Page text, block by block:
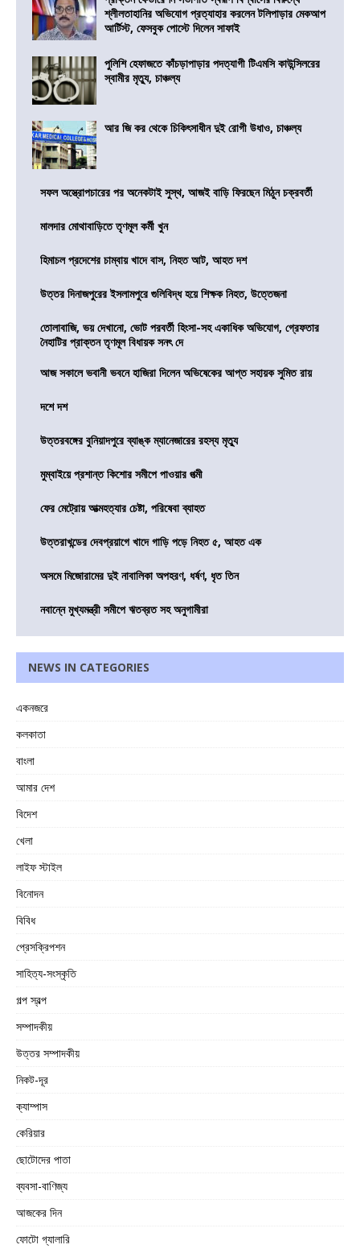
শ্লীলতাহানির অভিযোগ প্রত্যাহার করলেন টলিপাড়ার মেকআপ
আর্টিস্ট, ফেসবুক পোস্টে দিলেন সাফাই
পুলিশি হেফাজতে কাঁচড়াপাড়ার পদত্যাগী টিএমসি কাউন্সিলরের
স্বামীর মৃত্যু, চাঞ্চল্য
আর জি কর থেকে চিকিৎসাধীন দুই রোগী উধাও, চাঞ্চল্য
সফল অস্ত্রোপচারের পর অনেকটাই সুস্থ, আজই বাড়ি ফিরছেন মিঠুন চক্রবর্তী
মালদার মোথাবাড়িতে তৃণমূল কর্মী খুন
হিমাচল প্রদেশের চাম্বায় খাদে বাস, নিহত আট, আহত দশ
উত্তর দিনাজপুরের ইসলামপুরে গুলিবিদ্ধ হয়ে শিক্ষক নিহত, উত্তেজনা
তোলাবাজি, ভয় দেখানো, ভোট পরবর্তী হিংসা-সহ একাধিক অভিযোগ, গ্রেফতার
নৈহাটির প্রাক্তন তৃণমূল বিধায়ক সনৎ দে
আজ সকালে ভবানী ভবনে হাজিরা দিলেন অভিষেকের আপ্ত সহায়ক সুমিত রায়
দশে দশ
উত্তরবঙ্গের বুনিয়াদপুরে ব্যাঙ্ক ম্যানেজারের রহস্য মৃত্যু
মুম্বাইয়ে প্রশান্ত কিশোর সমীপে পাওয়ার পত্মী
ফের মেট্রোয় আত্মহত্যার চেষ্টা, পরিষেবা ব্যাহত
উত্তরাখন্ডের দেবপ্রয়াগে খাদে গাড়ি পড়ে নিহত ৫, আহত এক
অসমে মিজোরামের দুই নাবালিকা অপহরণ, ধর্ষণ, ধৃত তিন
নবান্নে মুখ্যমন্ত্রী সমীপে ঋতব্রত সহ অনুগামীরা
NEWS IN CATEGORIES
একনজরে
কলকাতা
বাংলা
আমার দেশ
বিদেশ
খেলা
লাইফ স্টাইল
বিনোদন
বিবিধ
প্রেসক্রিপশন
সাহিত্য-সংস্কৃতি
গল্প স্বল্প
সম্পাদকীয়
উত্তর সম্পাদকীয়
নিকট-দূর
ক্যাম্পাস
কেরিয়ার
ছোটোদের পাতা
ব্যবসা-বাণিজ্য
আজকের দিন
ফোটো গ্যালারি